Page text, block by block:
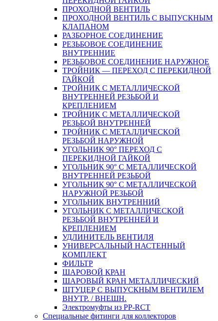
ПРОХОДНОЙ ВЕНТИЛЬ
ПРОХОДНОЙ ВЕНТИЛЬ С ВЫПУСКНЫМ
КЛАПАНОМ
РАЗБОРНОЕ СОЕДИНЕНИЕ
РЕЗЬБОВОЕ СОЕДИНЕНИЕ
ВНУТРЕННИЕ
РЕЗЬБОВОЕ СОЕДИНЕНИЕ НАРУЖНОЕ
ТРОЙНИК — ПЕРЕХОД С ПЕРЕКИДНОЙ
ГАЙКОЙ
ТРОЙНИК С МЕТАЛЛИЧЕСКОЙ
ВНУТРЕННЕЙ РЕЗЬБОЙ И
КРЕПЛЕНИЕМ
ТРОЙНИК С МЕТАЛЛИЧЕСКОЙ
РЕЗЬБОЙ ВНУТРЕННЕЙ
ТРОЙНИК С МЕТАЛЛИЧЕСКОЙ
РЕЗЬБОЙ НАРУЖНОЙ
УГОЛЬНИК 90° ПЕРЕХОД С
ПЕРЕКИДНОЙ ГАЙКОЙ
УГОЛЬНИК 90° С МЕТАЛЛИЧЕСКОЙ
ВНУТРЕННEЙ РЕЗЬБОЙ
УГОЛЬНИК 90° С МЕТАЛЛИЧЕСКОЙ
НАРУЖНОЙ РЕЗЬБОЙ
УГОЛЬНИК ВНУТРЕННИЙ
УГОЛЬНИК С МЕТАЛЛИЧЕСКОЙ
РЕЗЬБОЙ ВНУТРЕННЕЙ И
КРЕПЛЕНИЕМ
УДЛИНИТЕЛЬ ВЕНТИЛЯ
УНИВЕРСАЛЬНЫЙ НАСТЕННЫЙ
КОМПЛЕКТ
ФИЛЬТР
ШАРОВОЙ КРАН
ШАРОВЫЙ КРАН МЕТАЛЛИЧЕСКИЙ
ШТУЦЕР С ВЫПУСКНЫМ ВЕНТИЛЕМ
ВНУТР. / ВНЕШН.
Электромуфты из PP-RCT
Специальные фитинги для коллекторов